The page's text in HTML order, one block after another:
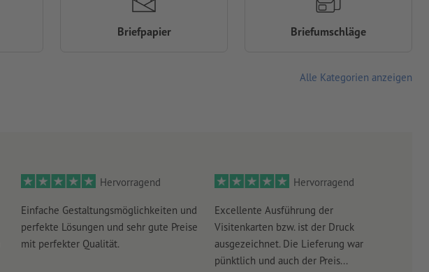
Hervorragend
Einfache Gestaltungsmöglichkeiten und
perfekte Lösungen und sehr gute Preise
mit perfekter Qualität.
Hervorragend
Excellente Ausführung der
Visitenkarten bzw. ist der Druck
ausgezeichnet. Die Lieferung war
pünktlich und auch der Preis...
Briefpapier Briefumschläge
Alle Kategorien anzeigen